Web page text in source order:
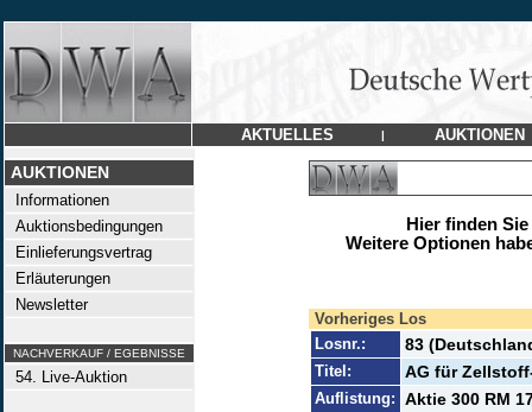
AKTUELLES | AUKTIONEN
AUKTIONEN
Informationen
Auktionsbedingungen
Einlieferungsvertrag
Erläuterungen
Newsletter
NACHVERKAUF / EGEBNISSE
54. Live-Auktion
Hier finden
Weitere Optionen
Vorheriges Los
Losnr.:
83
Titel: AG für
Auflistung: Aktie 300 RM